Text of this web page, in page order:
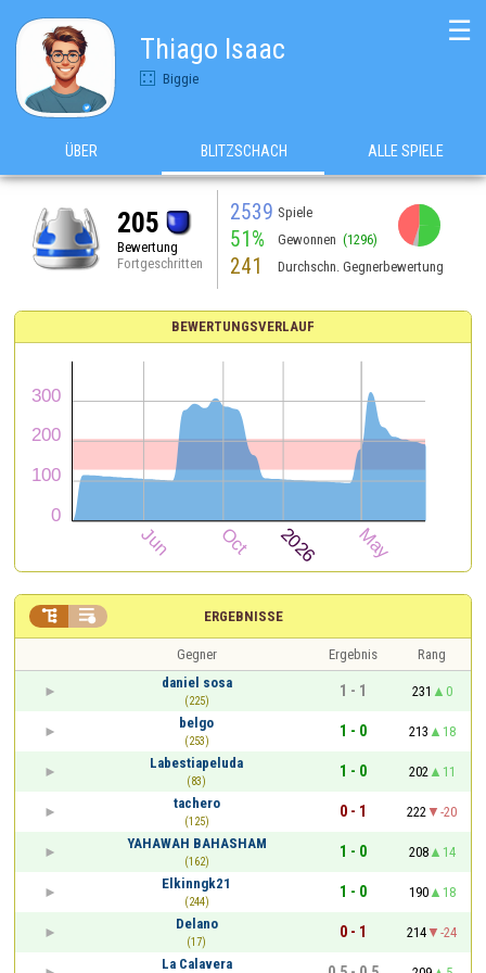
Thiago Isaac
Biggie
☰
ÜBER BLITZSCHACH ALLE SPIELE
205
Bewertung
Fortgeschritten
2539 Spiele
51% Gewonnen (1296)
241 Durchschn. Gegnerbewertung
BEWERTUNGSVERLAUF
ERGEBNISSE
 
Gegner Ergebnis
Rang
daniel sosa
(225)
1 - 1 231
0
belgo
(253)
1 - 0 213
18
Labestiapeluda
(83)
1 - 0 202
11
tachero
(125)
0 - 1 222
-20
YAHAWAH BAHASHAM
(162)
1 - 0 208
14
Elkinngk21
(244)
1 - 0 190
18
Delano
(17)
0 - 1 214
-24
La Calavera